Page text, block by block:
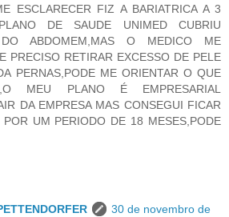
ESCLARECER FIZ A BARIATRICA A 3
DE SAUDE UNIMED CUBRIU
ABDOMEM,MAS O MEDICO ME
PRECISO RETIRAR EXCESSO DE PELE
PERNAS,PODE ME ORIENTAR O QUE
MEU PLANO É EMPRESARIAL
DA EMPRESA MAS CONSEGUI FICAR
UM PERIODO DE 18 MESES,PODE
30 de novembro de